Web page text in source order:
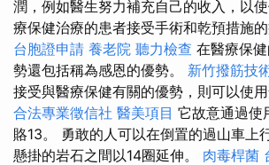
潤，例如醫生努力補充自己的收入，以
療保健治療的患者接受手術和乾預措施的
台胞證申請 養老院 聽力檢查 在醫療保
勢還包括稱為感恩的優勢。 新竹撥筋技
接受與醫療保健有關的優勢，則可以使用
合法專業徵信社 醫美項目 它故意通過使
賂13。 勇敢的人可以在倒置的過山車上
懸掛的岩石之間以14圈延伸。 肉毒桿菌